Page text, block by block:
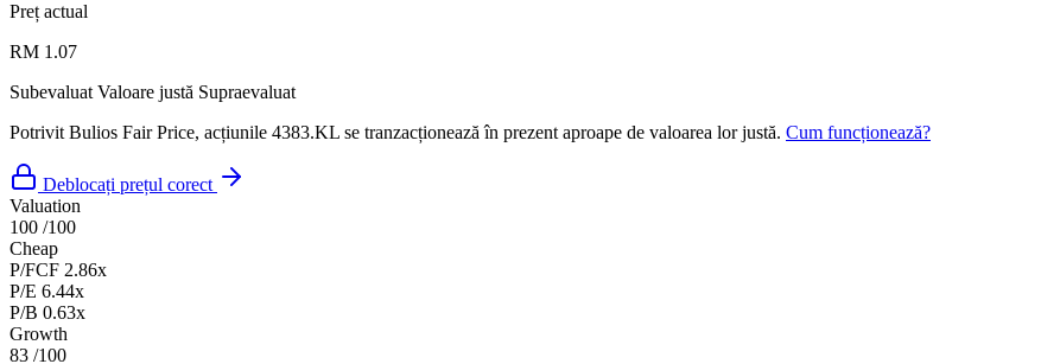
Preț actual
RM 1.07
Subevaluat Valoare justă Supraevaluat
Potrivit Bulios Fair Price, acțiunile 4383.KL se tranzacționează în prezent aproape de valoarea lor justă. Cum funcționează?
Deblocați prețul corect
Valuation
100 /100
Cheap
P/FCF 2.86x
P/E 6.44x
P/B 0.63x
Growth
83 /100